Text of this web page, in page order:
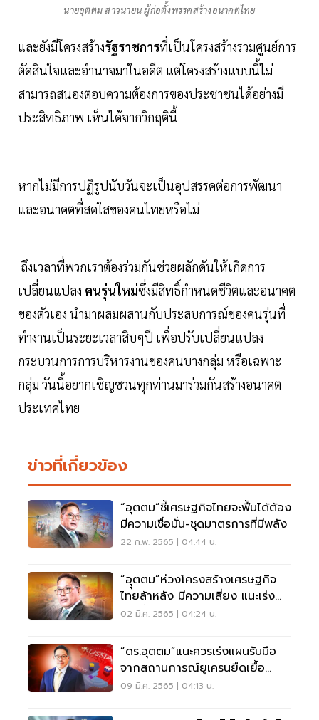
นายอุตตม สาวนายน ผู้ก่อตั้งพรรคสร้างอนาคตไทย
และยังมีโครงสร้างรัฐราชการที่เป็นโครงสร้างรวมศูนย์การ
ตัดสินใจและอำนาจมาในอดีต แต่โครงสร้างแบบนี้ไม่
สามารถสนองตอบความต้องการของประชาชนได้อย่างมี
ประสิทธิภาพ เห็นได้จากวิกฤตินี้
หากไม่มีการปฏิรูปนับวันจะเป็นอุปสรรคต่อการพัฒนา
และอนาคตที่สดใสของคนไทยหรือไม่
ถึงเวลาที่พวกเราต้องร่วมกันช่วยผลักดันให้เกิดการ
เปลี่ยนแปลง คนรุ่นใหม่ซึ่งมีสิทธิ์กำหนดชีวิตและอนาคต
ของตัวเอง นำมาผสมผสานกับประสบการณ์ของคนรุ่นที่
ทำงานเป็นระยะเวลาสิบๆปี เพื่อปรับเปลี่ยนแปลง
กระบวนการการบริหารงานของคนบางกลุ่ม หรือเฉพาะ
กลุ่ม วันนี้อยากเชิญชวนทุกท่านมาร่วมกันสร้างอนาคต
ประเทศไทย
ข่าวที่เกี่ยวข้อง
“อุตตม”ชี้เศรษฐกิจไทยจะฟื้นได้ต้อง
มีความเชื่อมั่น-ชุดมาตรการที่มีพลัง
22 ก.พ. 2565 | 04:44 น.
“อุุตตม”ห่วงโครงสร้างเศรษฐกิจ
ไทยล้าหลัง มีความเสี่ยง แนะเร่ง
ปรับทั้งระบบ
02 มี.ค. 2565 | 04:24 น.
“ดร.อุตตม”แนะควรเร่งแผนรับมือ
จากสถานการณ์ยูเครนยืดเยื้อ
รุนแรง
09 มี.ค. 2565 | 04:13 น.